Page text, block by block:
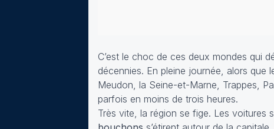
C’est le choc de ces deux mondes qui
décennies. En pleine journée, alors que
Meudon, la Seine-et-Marne, Trappes,
parfois en moins de trois heures.
Très vite, la région se fige. Les voitures